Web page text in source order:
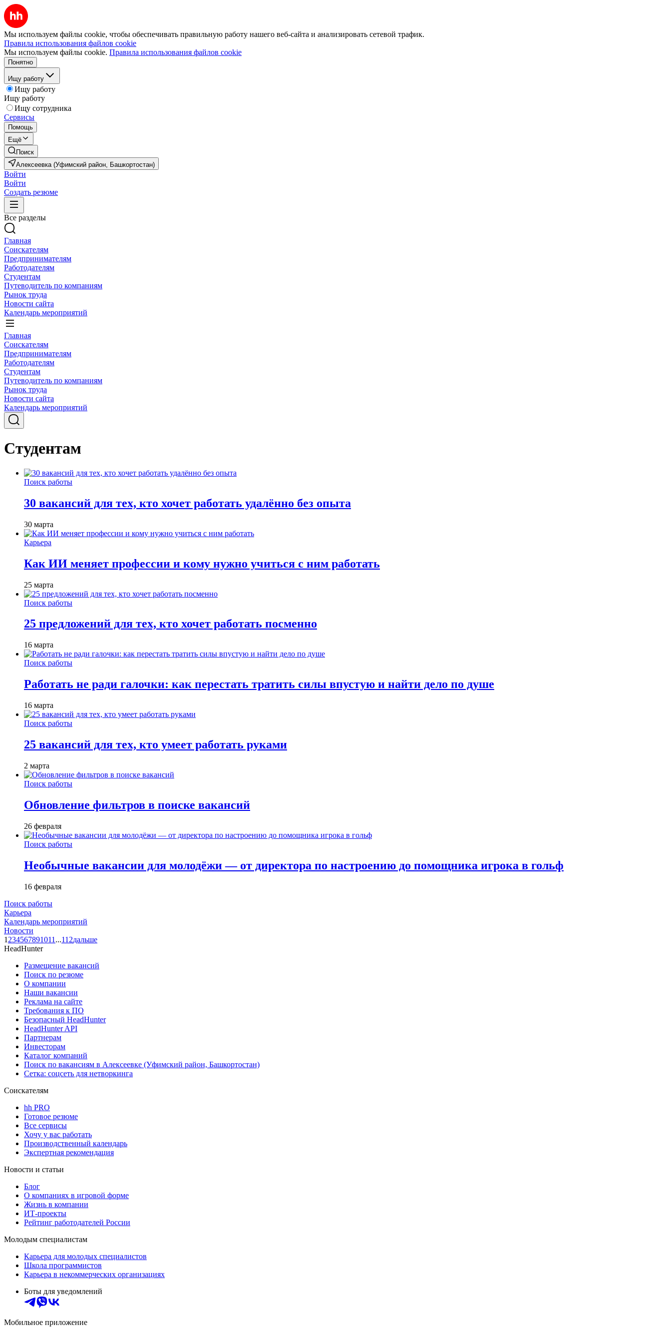
Мы используем файлы cookie, чтобы обеспечивать правильную работу нашего веб-сайта и анализировать сетевой трафик.
Правила использования файлов cookie
Мы используем файлы cookie. Правила использования файлов cookie
Понятно
Ищу работу
Ищу работу
Ищу работу
Ищу сотрудника
Сервисы
Помощь
Ещё
Поиск
Алексеевка (Уфимский район, Башкортостан)
Войти
Войти
Создать резюме
Все разделы
Главная
Соискателям
Предпринимателям
Работодателям
Студентам
Путеводитель по компаниям
Рынок труда
Новости сайта
Календарь мероприятий
Главная
Соискателям
Предпринимателям
Работодателям
Студентам
Путеводитель по компаниям
Рынок труда
Новости сайта
Календарь мероприятий
Студентам
Поиск работы
30 вакансий для тех, кто хочет работать удалённо без опыта
30 марта
Карьера
Как ИИ меняет профессии и кому нужно учиться с ним работать
25 марта
Поиск работы
25 предложений для тех, кто хочет работать посменно
16 марта
Поиск работы
Работать не ради галочки: как перестать тратить силы впустую и найти дело по душе
16 марта
Поиск работы
25 вакансий для тех, кто умеет работать руками
2 марта
Поиск работы
Обновление фильтров в поиске вакансий
26 февраля
Поиск работы
Необычные вакансии для молодёжи — от директора по настроению до помощника игрока в гольф
16 февраля
Поиск работы
Карьера
Календарь мероприятий
Новости
1 234567891011 ...112дальше
HeadHunter
Размещение вакансий
Поиск по резюме
О компании
Наши вакансии
Реклама на сайте
Требования к ПО
Безопасный HeadHunter
HeadHunter API
Партнерам
Инвесторам
Каталог компаний
Поиск по вакансиям в Алексеевке (Уфимский район, Башкортостан)
Сетка: соцсеть для нетворкинга
Соискателям
hh PRO
Готовое резюме
Все сервисы
Хочу у вас работать
Производственный календарь
Экспертная рекомендация
Новости и статьи
Блог
О компаниях в игровой форме
Жизнь в компании
ИТ-проекты
Рейтинг работодателей России
Молодым специалистам
Карьера для молодых специалистов
Школа программистов
Карьера в некоммерческих организациях
Боты для уведомлений
Мобильное приложение